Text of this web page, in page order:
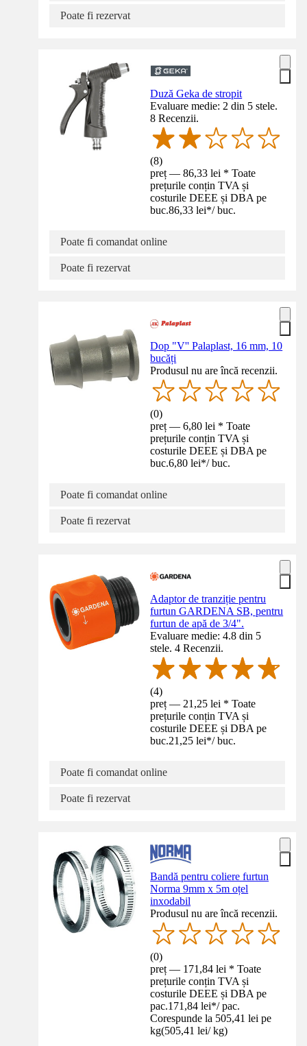
Poate fi rezervat
Duză Geka de stropit
Evaluare medie: 2 din 5 stele.
8 Recenzii.
(8)
preț — 86,33 lei * Toate
prețurile conțin TVA și
costurile DEEE și DBA pe
buc.86,33 lei*/ buc.
Poate fi comandat online
Poate fi rezervat
Dop "V'' Palaplast, 16 mm, 10
bucăți
Produsul nu are încă recenzii.
(0)
preț — 6,80 lei * Toate
prețurile conțin TVA și
costurile DEEE și DBA pe
buc.6,80 lei*/ buc.
Poate fi comandat online
Poate fi rezervat
Adaptor de tranziție pentru
furtun GARDENA SB, pentru
furtun de apă de 3/4".
Evaluare medie: 4.8 din 5
stele. 4 Recenzii.
(4)
preț — 21,25 lei * Toate
prețurile conțin TVA și
costurile DEEE și DBA pe
buc.21,25 lei*/ buc.
Poate fi comandat online
Poate fi rezervat
Bandă pentru coliere furtun
Norma 9mm x 5m oțel
inxodabil
Produsul nu are încă recenzii.
(0)
preț — 171,84 lei * Toate
prețurile conțin TVA și
costurile DEEE și DBA pe
pac.171,84 lei*/ pac.
Corespunde la 505,41 lei pe
kg(505,41 lei/ kg)